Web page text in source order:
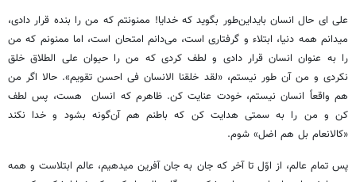
علی ای حال انسان بایداین‌طور بگوید که خدایا! ممنونتم که من را بنده قرار دادی،
می­دانم همه دنیا، ابتلاء و گرفتاری است، می‌دانم امتحان است، اما ممنونم که من
را به عنوان انسان قرار دادی و لطف کردی که من را حیوان علی الطلاق خلق
نکردی و من آن طور نیستم، «لقد خلقنا الانسان فی احسن تقویم». حالا اگر من
هم واقعاً انسان نیستم، خودت عنایت کن. ظاهرم که انسان هست، پس لطف
کن و من را به سمتی هدایت کن که باطنم هم آن‌گونه بشود و خدا نکند
«کالانعام بل هم اضل» شوم.
پس تمام عالم، از اوّل تا آخر که جان به جان آفرین می­دهیم، عالم ابتلاست و همه